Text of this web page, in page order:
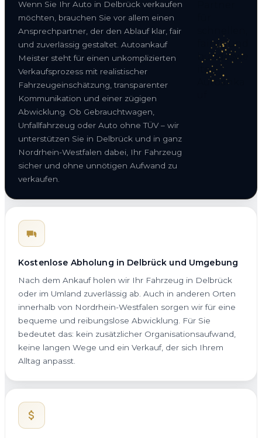
Wenn Sie Ihr Auto in Delbrück verkaufen
möchten, brauchen Sie vor allem einen
Ansprechpartner, der den Ablauf klar, fair
und zuverlässig gestaltet. Autoankauf
Meister steht für einen unkomplizierten
Verkaufsprozess mit realistischer
Fahrzeugeinschätzung, transparenter
Kommunikation und einer zügigen
Abwicklung. Ob Gebrauchtwagen,
Unfallfahrzeug oder Auto ohne TÜV – wir
unterstützen Sie in Delbrück und in ganz
Nordrhein-Westfalen dabei, Ihr Fahrzeug
sicher und ohne unnötigen Aufwand zu
verkaufen.
Kostenlose Abholung in Delbrück und Umgebung
Nach dem Ankauf holen wir Ihr Fahrzeug in Delbrück
oder im Umland zuverlässig ab. Auch in anderen Orten
innerhalb von Nordrhein-Westfalen sorgen wir für eine
bequeme und reibungslose Abwicklung. Für Sie
bedeutet das: kein zusätzlicher Organisationsaufwand,
keine langen Wege und ein Verkauf, der sich Ihrem
Alltag anpasst.